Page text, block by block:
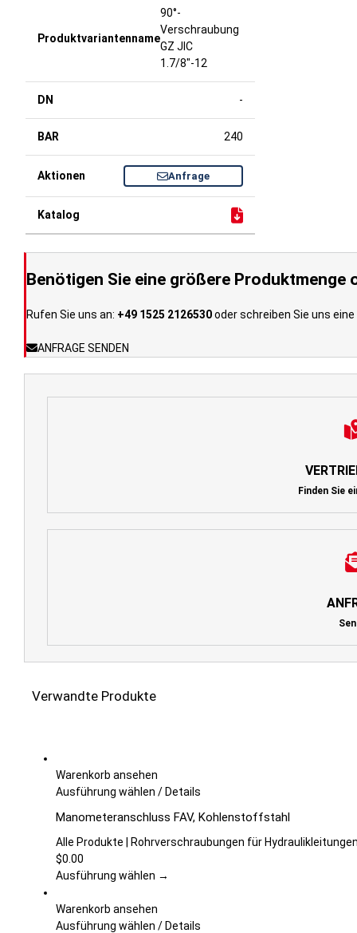
90°-
Verschraubung
GZ JIC
1.7/8"-12
-
240
Anfrage
Benötigen Sie eine größere Produktmenge
Rufen Sie uns an: +49 1525 2126530oder schreiben Sie uns eine
ANFRAGE SENDEN
Finden Sie
Verwandte Produkte
Warenkorb ansehen
Ausführung wählen Dieses
weist
mehrere
auf.
Optionen
können
/Details
Manometeranschluss FAV, Kohlenstoffstahl
Alle Produkte | Rohrverschraubungen für
$0.00
Ausführung wählen →
Warenkorb ansehen
Ausführung wählen Dieses
/Details